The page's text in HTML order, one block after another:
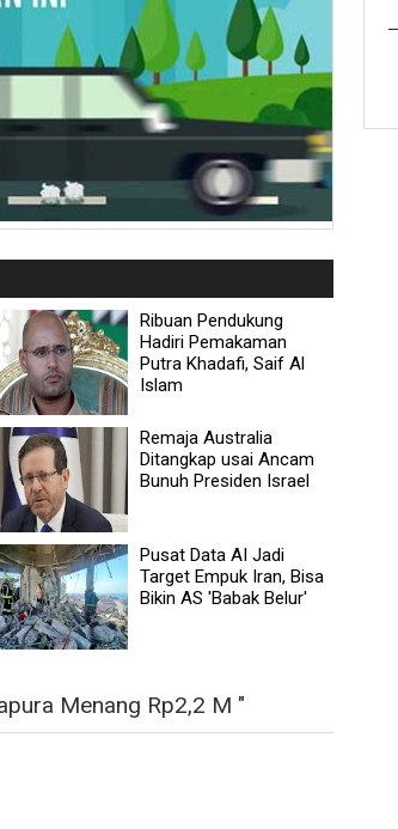
Ribuan Pendukung
Hadiri Pemakaman
Putra Khadafi, Saif Al
Islam
Remaja Australia
Ditangkap usai Ancam
Bunuh Presiden Israel
Pusat Data AI Jadi
Target Empuk Iran, Bisa
Bikin AS 'Babak Belur'
Menang Rp2,2 M "